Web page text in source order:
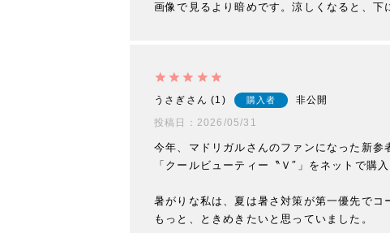
画像で見るより暗めです。涼しくなると、下
うさぎ 1 購入者
非公開
投稿日
2026/05/31
今年、マドリガルさんのファンになった新参
「クールビューティー〝Ｖ″」をネットで購
暑がりな私は、夏は暑さ対策が第一優先でコ
もっと、ときめきたいと思っていました。